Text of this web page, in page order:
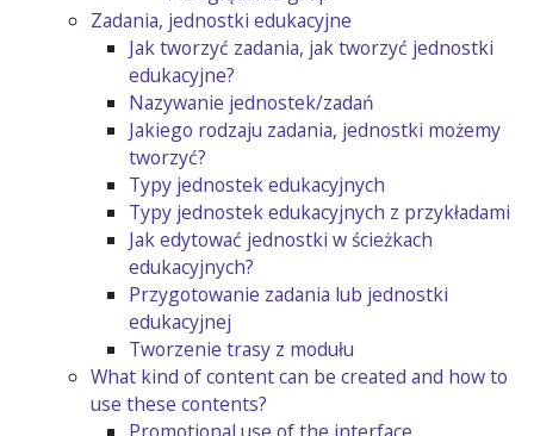
Zadania, jednostki edukacyjne
Jak tworzyć zadania, jak tworzyć jednostki
edukacyjne?
Nazywanie jednostek/zadań
Jakiego rodzaju zadania, jednostki możemy
tworzyć?
Typy jednostek edukacyjnych
Typy jednostek edukacyjnych z przykładami
Jak edytować jednostki w ścieżkach
edukacyjnych?
Przygotowanie zadania lub jednostki
edukacyjnej
Tworzenie trasy z modułu
What kind of content can be created and how to
use these contents?